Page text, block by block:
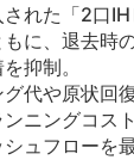
れた「2口
に、退去時
抑制。
代や原状回
ニングコス
ュフローを